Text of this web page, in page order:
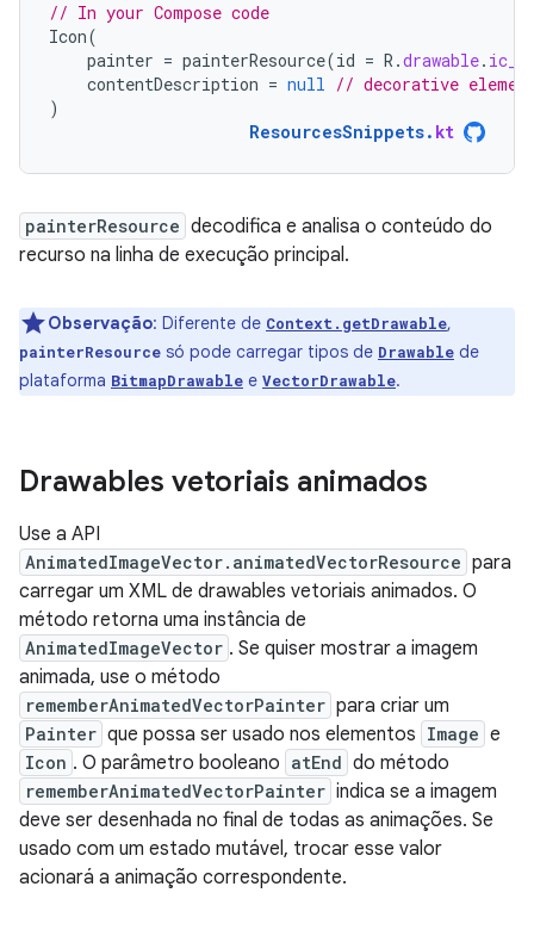
// In your Compose code
Icon(
painter = painterResource(id = R .drawable.
contentDescription = null // decorative
)
ResourcesSnippets. kt
painterResource decodifica e analisa o conteúdo do
recurso na linha de execução principal.
Observação: Diferente de Context.getDrawable,
painterResource só pode carregar tipos de Drawable de
plataforma BitmapDrawable e VectorDrawable.
Drawables vetoriais animados
Use a API
AnimatedImageVector.animatedVectorResource para
carregar um XML de drawables vetoriais animados. O
método retorna uma instância de
AnimatedImageVector . Se quiser mostrar a imagem
animada, use o método
rememberAnimatedVectorPainter para criar um
Painter que possa ser usado nos elementos Image e
Icon . O parâmetro booleano atEnd do método
rememberAnimatedVectorPainter indica se a imagem
deve ser desenhada no final de todas as animações. Se
usado com um estado mutável, trocar esse valor
acionará a animação correspondente.